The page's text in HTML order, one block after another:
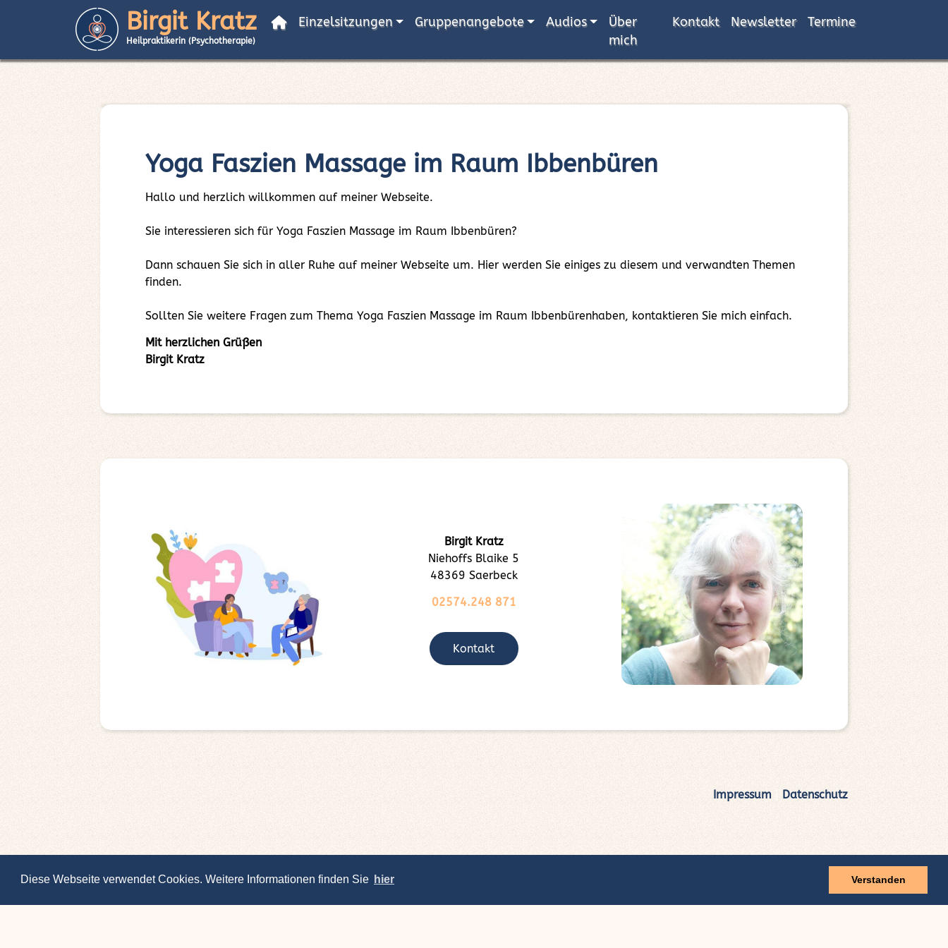
Diese Webseite verwendet Cookies. Weitere Informationen finden Sie hier Verstanden
Birgit Kratz
Heilpraktikerin (Psychotherapie)
Einzelsitzungen Gruppenangebote Audios
Über
mich
Kontakt Newsletter Termine
Yoga Faszien Massage im Raum Ibbenbüren
Hallo und herzlich willkommen auf meiner Webseite.
Sie interessieren sich für Yoga Faszien Massage im Raum Ibbenbüren?
Dann schauen Sie sich in aller Ruhe auf meiner Webseite um. Hier werden Sie einiges zu diesem und verwandten Themen
finden.
Sollten Sie weitere Fragen zum Thema Yoga Faszien Massage im Raum Ibbenbürenhaben, kontaktieren Sie mich einfach.
Mit herzlichen Grüßen
Birgit Kratz
Birgit Kratz
Niehoffs Blaike 5
48369 Saerbeck
02574.248 871
Kontakt
Impressum Datenschutz